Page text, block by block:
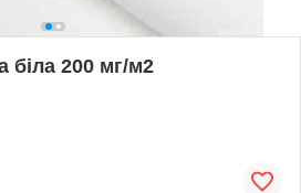
біла 200 мг/м2